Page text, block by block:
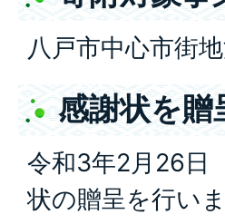
八戸市中心市街
感謝状を
令和3年2月26日
状の贈呈を行いま